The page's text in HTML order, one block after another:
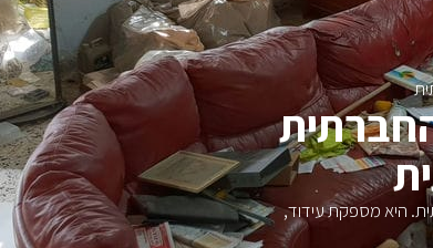
היא מספקת עידוד,